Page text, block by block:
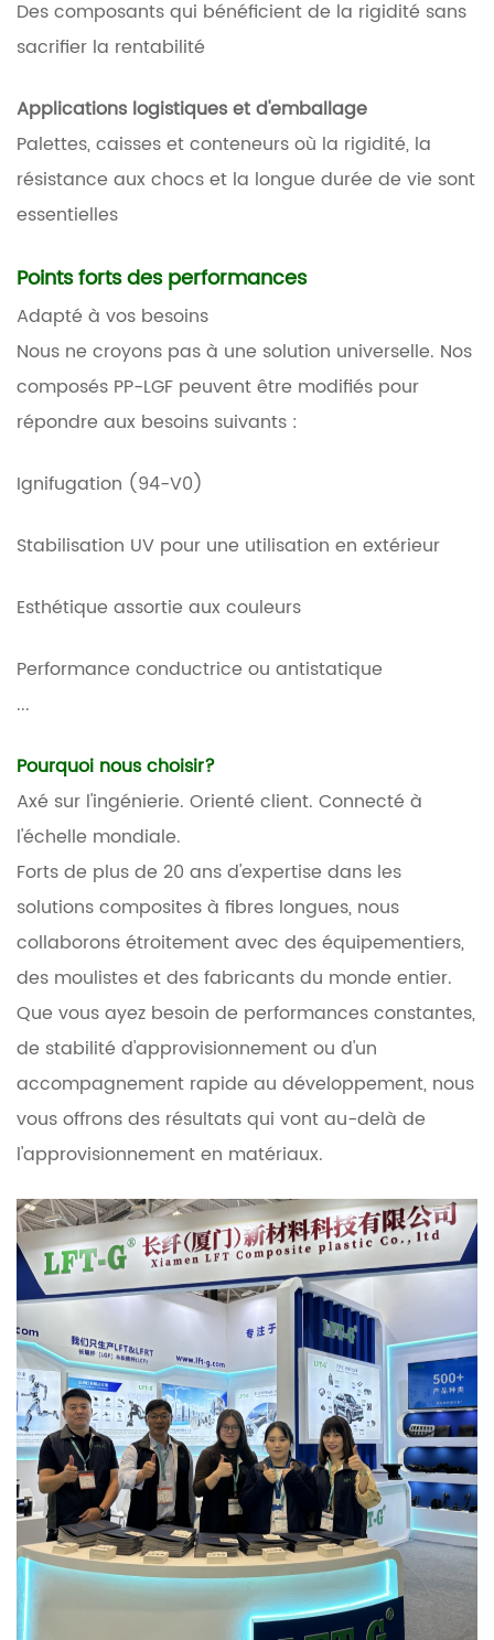
Des composants qui bénéficient de la rigidité sans
sacrifier la rentabilité
Applications logistiques et d'emballage
Palettes, caisses et conteneurs où la rigidité, la
résistance aux chocs et la longue durée de vie sont
essentielles
Points forts des performances
Adapté à vos besoins
Nous ne croyons pas à une solution universelle. Nos
composés PP-LGF peuvent être modifiés pour
répondre aux besoins suivants :
Ignifugation (94-V0)
Stabilisation UV pour une utilisation en extérieur
Esthétique assortie aux couleurs
Performance conductrice ou antistatique
...
Pourquoi nous choisir?
Axé sur l'ingénierie. Orienté client. Connecté à
l'échelle mondiale.
Forts de plus de 20 ans d'expertise dans les
solutions composites à fibres longues, nous
collaborons étroitement avec des équipementiers,
des moulistes et des fabricants du monde entier.
Que vous ayez besoin de performances constantes,
de stabilité d'approvisionnement ou d'un
accompagnement rapide au développement, nous
vous offrons des résultats qui vont au-delà de
l'approvisionnement en matériaux.